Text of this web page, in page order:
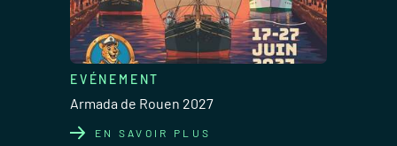
EN SAVOIR PLUS
EVÉNEMENT
Armada de Rouen 2027